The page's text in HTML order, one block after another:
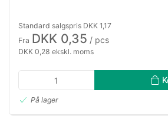
Standard salgspris DKK 1,17
Fra DKK 0,35 / pcs
DKK 0,28 ekskl. moms
På lager